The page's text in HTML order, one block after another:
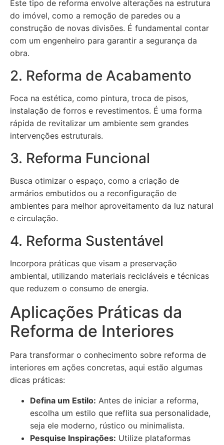
Este tipo de reforma envolve alterações na estrutura
do imóvel, como a remoção de paredes ou a
construção de novas divisões. É fundamental contar
com um engenheiro para garantir a segurança da
obra.
2. Reforma de Acabamento
Foca na estética, como pintura, troca de pisos,
instalação de forros e revestimentos. É uma forma
rápida de revitalizar um ambiente sem grandes
intervenções estruturais.
3. Reforma Funcional
Busca otimizar o espaço, como a criação de
armários embutidos ou a reconfiguração de
ambientes para melhor aproveitamento da luz natural
e circulação.
4. Reforma Sustentável
Incorpora práticas que visam a preservação
ambiental, utilizando materiais recicláveis e técnicas
que reduzem o consumo de energia.
Aplicações Práticas da
Reforma de Interiores
Para transformar o conhecimento sobre reforma de
interiores em ações concretas, aqui estão algumas
dicas práticas:
Defina um Estilo: Antes de iniciar a reforma,
escolha um estilo que reflita sua personalidade,
seja ele moderno, rústico ou minimalista.
Pesquise Inspirações: Utilize plataformas